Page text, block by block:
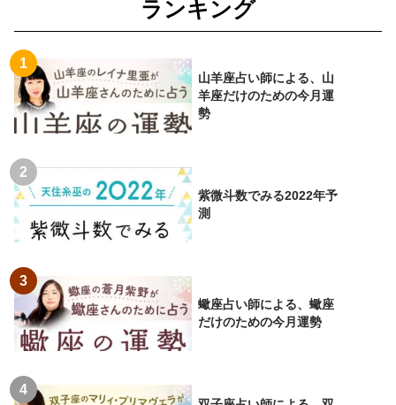
ランキング
山羊座占い師による、山
羊座だけのための今月運
勢
紫微斗数でみる2022年予
測
蠍座占い師による、蠍座
だけのための今月運勢